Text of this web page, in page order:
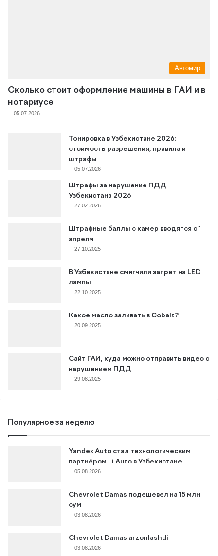
Автомир
Сколько стоит оформление машины в ГАИ и в
нотариусе
05.07.2026
Тонировка в Узбекистане 2026:
стоимость разрешения, правила и
штрафы
05.07.2026
Штрафы за нарушение ПДД
Узбекистана 2026
27.02.2026
Штрафные баллы с камер вводятся с 1
апреля
27.10.2025
В Узбекистане смягчили запрет на LED
лампы
22.10.2025
Какое масло заливать в Cobalt?
20.09.2025
Сайт ГАИ, куда можно отправить видео с
нарушением ПДД
29.08.2025
Популярное за неделю
Yandex Auto стал технологическим
партнёром Li Auto в Узбекистане
05.08.2026
Chevrolet Damas подешевел на 15 млн
сум
03.08.2026
Chevrolet Damas arzonlashdi
03.08.2026